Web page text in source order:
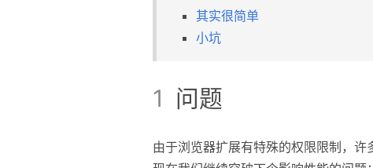
其实很简单
小坑
问题
由于浏览器扩展有特殊的权限限制，